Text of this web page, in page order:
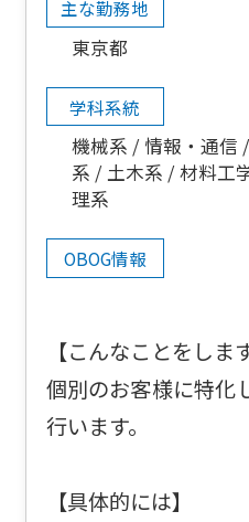
主な勤務地
東京都
学科系統
機械系 情報・通信
系
土木系 材料工
理系
OBOG情報
【こんなことをしま
個別のお客様に特化
行います。
【具体的には】